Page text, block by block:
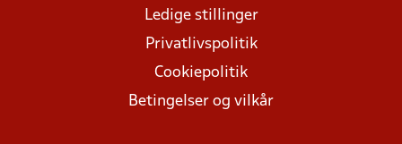
Ledige stillinger
Privatlivspolitik
Cookiepolitik
Betingelser og vilkår